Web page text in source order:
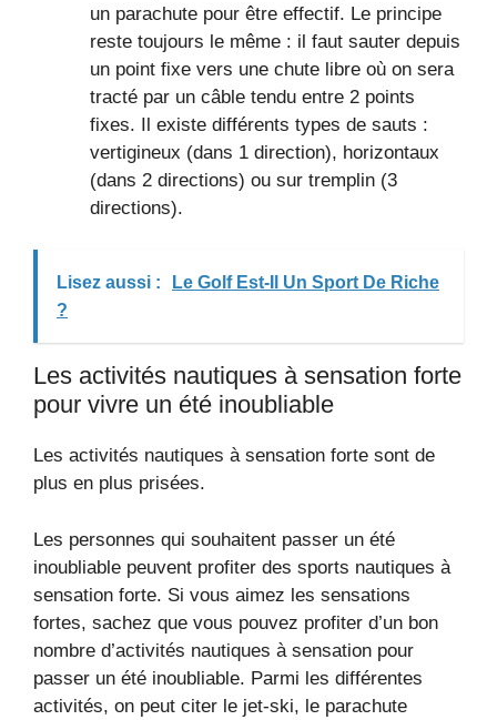
un parachute pour être effectif. Le principe
reste toujours le même : il faut sauter depuis
un point fixe vers une chute libre où on sera
tracté par un câble tendu entre 2 points
fixes. Il existe différents types de sauts :
vertigineux (dans 1 direction), horizontaux
(dans 2 directions) ou sur tremplin (3
directions).
Lisez aussi :
Le Golf Est-Il Un Sport De Riche
?
Les activités nautiques à sensation forte
pour vivre un été inoubliable
Les activités nautiques à sensation forte sont de
plus en plus prisées.
Les personnes qui souhaitent passer un été
inoubliable peuvent profiter des sports nautiques à
sensation forte. Si vous aimez les sensations
fortes, sachez que vous pouvez profiter d’un bon
nombre d’activités nautiques à sensation pour
passer un été inoubliable. Parmi les différentes
activités, on peut citer le jet-ski, le parachute